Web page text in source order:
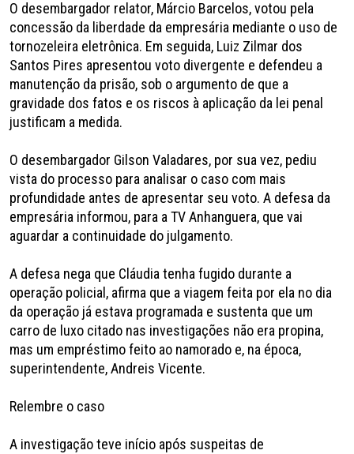
O desembargador relator, Márcio Barcelos, votou pela
concessão da liberdade da empresária mediante o uso de
tornozeleira eletrônica. Em seguida, Luiz Zilmar dos
Santos Pires apresentou voto divergente e defendeu a
manutenção da prisão, sob o argumento de que a
gravidade dos fatos e os riscos à aplicação da lei penal
justificam a medida.
O desembargador Gilson Valadares, por sua vez, pediu
vista do processo para analisar o caso com mais
profundidade antes de apresentar seu voto. A defesa da
empresária informou, para a TV Anhanguera, que vai
aguardar a continuidade do julgamento.
A defesa nega que Cláudia tenha fugido durante a
operação policial, afirma que a viagem feita por ela no dia
da operação já estava programada e sustenta que um
carro de luxo citado nas investigações não era propina,
mas um empréstimo feito ao namorado e, na época,
superintendente, Andreis Vicente.
Relembre o caso
A investigação teve início após suspeitas de